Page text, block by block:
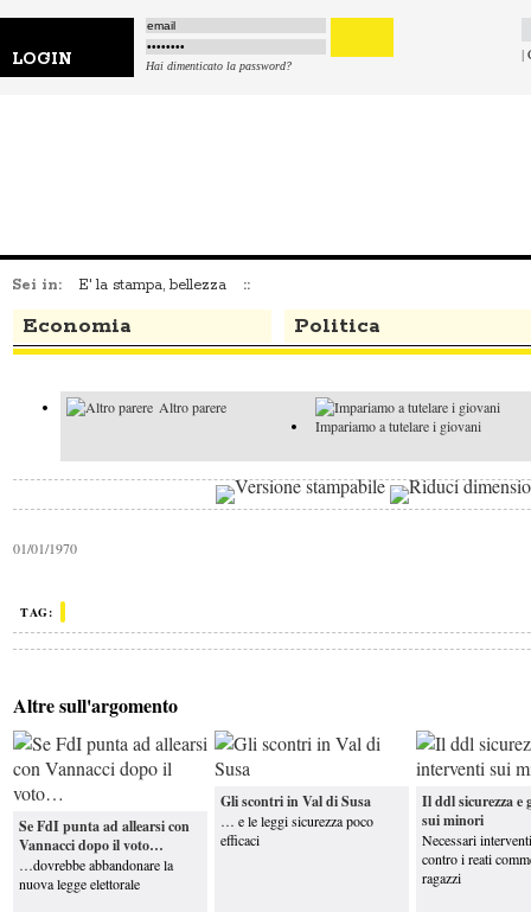
LOGIN Hai dimenticato la password?
|
Sei in: E' la stampa, bellezza ::
Economia Politica
Altro parere
Impariamo a tutelare i giovani
I faziosi e il
buon senso
Altro parere
Crosetto: “Le navi italiane restano nel Mar
Rosso, presto nuove armi a Kiev”
intervento con l'accisa mobile. Per ...
I
vantaggi (apparenti) della Cina
Altro parere
01/01/1970
TAG:
Altre sull'argomento
Se FdI punta ad allearsi con
Vannacci dopo il voto…
…dovrebbe abbandonare la
nuova legge elettorale
Gli scontri in Val di Susa
… e le leggi sicurezza poco
efficaci
Il ddl sicurezza e
sui minori
Necessari
contro i reati
ragazzi